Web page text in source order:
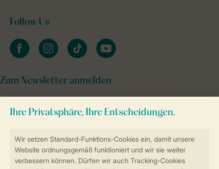
Sicher und schnell zur Online-Buchung
Follow Us
facebookinstagramtiktok youtube
Zum Newsletter anmelden